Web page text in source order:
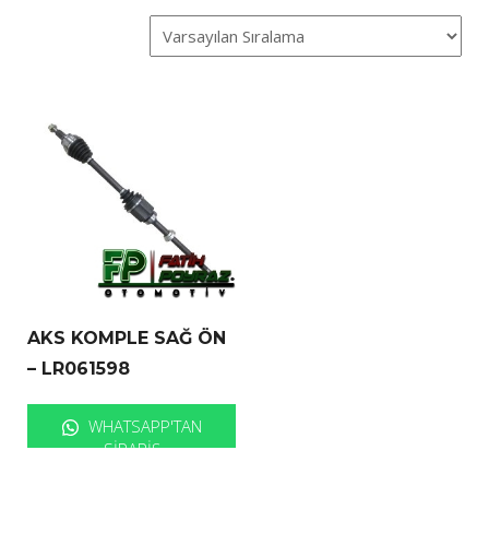
AKS KOMPLE SAĞ ÖN
– LR061598
WHATSAPP'TAN
SIPARIŞ